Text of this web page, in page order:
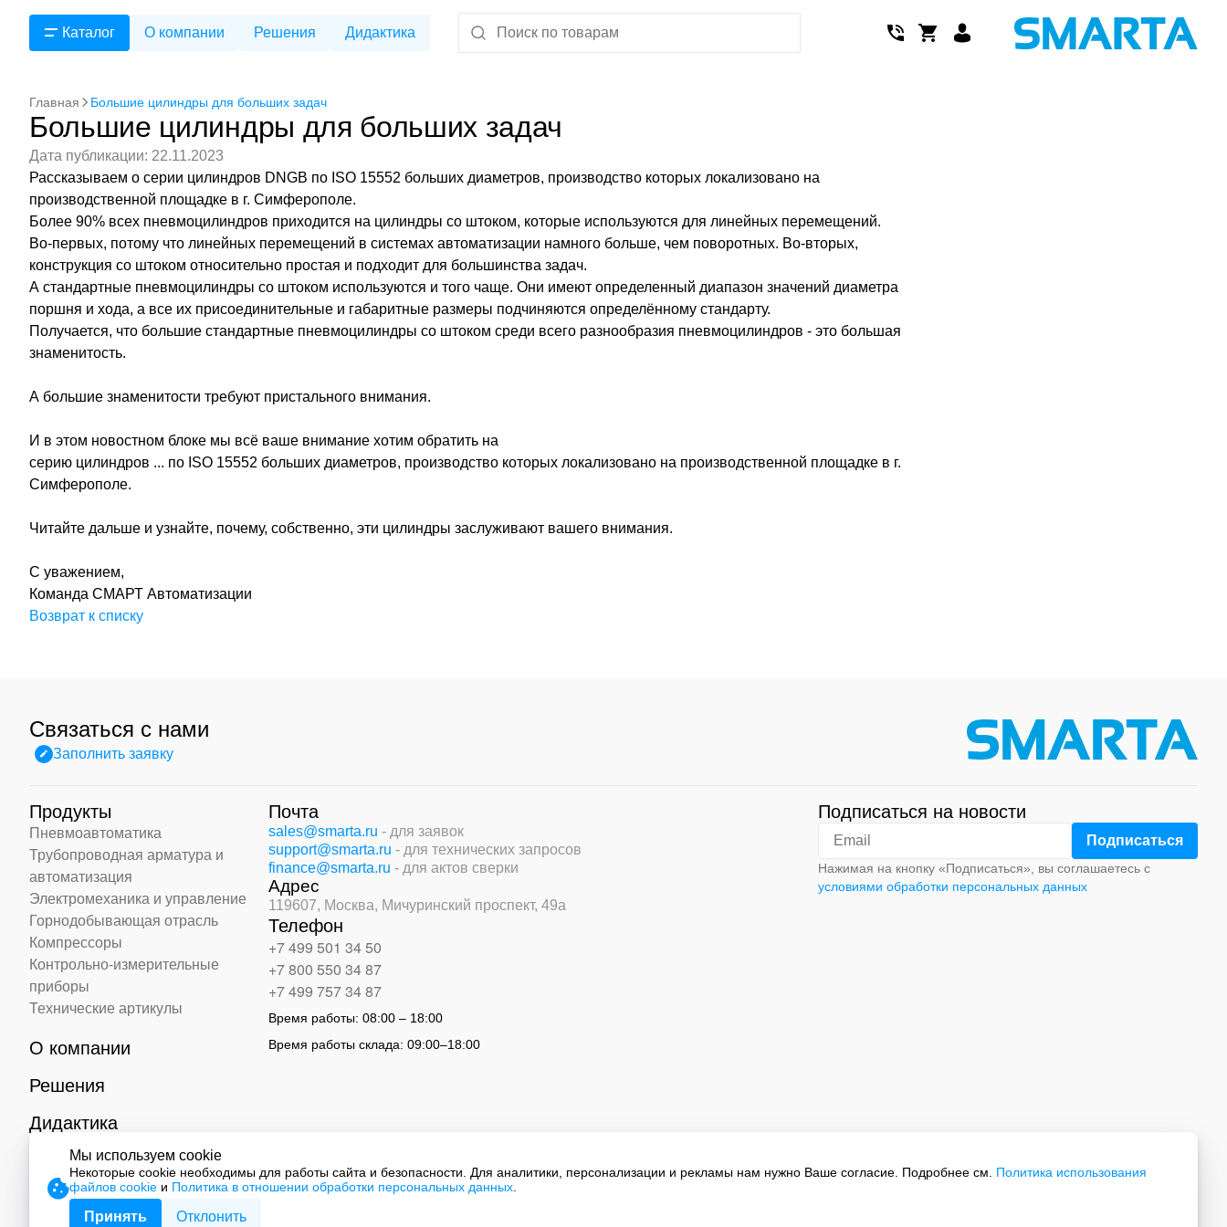
Каталог О компании Решения Дидактика
Главная Большие цилиндры для больших задач
Большие цилиндры для больших задач
Дата публикации: 22.11.2023
Рассказываем о серии цилиндров DNGB по ISO 15552 больших диаметров, производство которых локализовано на
производственной площадке в г. Симферополе.
Более 90% всех пневмоцилиндров приходится на цилиндры со штоком, которые используются для линейных перемещений.
Во-первых, потому что линейных перемещений в системах автоматизации намного больше, чем поворотных. Во-вторых,
конструкция со штоком относительно простая и подходит для большинства задач.
А стандартные пневмоцилиндры со штоком используются и того чаще. Они имеют определенный диапазон значений диаметра
поршня и хода, а все их присоединительные и габаритные размеры подчиняются определённому стандарту.
Получается, что большие стандартные пневмоцилиндры со штоком среди всего разнообразия пневмоцилиндров - это большая
знаменитость.
А большие знаменитости требуют пристального внимания.
И в этом новостном блоке мы всё ваше внимание хотим обратить на
серию цилиндров ... по ISO 15552 больших диаметров, производство которых локализовано на производственной площадке в г.
Симферополе.
Читайте дальше и узнайте, почему, собственно, эти цилиндры заслуживают вашего внимания.
С уважением,
Команда СМАРТ Автоматизации
Возврат к списку
Связаться с нами
Заполнить заявку
Продукты
Пневмоавтоматика
Трубопроводная арматура и
автоматизация
Электромеханика и управление
Горнодобывающая отрасль
Компрессоры
Контрольно-измерительные
приборы
Технические артикулы
О компании
Решения
Дидактика
Контакты
Почта
sales@smarta.ru - для заявок
support@smarta.ru - для технических запросов
finance@smarta.ru - для актов сверки
Адрес
119607, Москва, Мичуринский проспект, 49а
Телефон
+7 499 501 34 50
+7 800 550 34 87
+7 499 757 34 87
Время работы:08:00 – 18:00
Время работы склада:09:00–18:00
Подписаться на новости
Нажимая на кнопку «Подписаться», вы соглашаетесь с
условиями обработки персональных данных
© 2026 ООО «СМАРТ Автоматизация»
Мы используем cookie
Некоторые cookie необходимы для работы сайта и безопасности. Для аналитики, персонализации и рекламы нам нужно Ваше согласие. Подробнее см. Политика использования
файлов cookie и Политика в отношении обработки персональных данных
Принять Отклонить